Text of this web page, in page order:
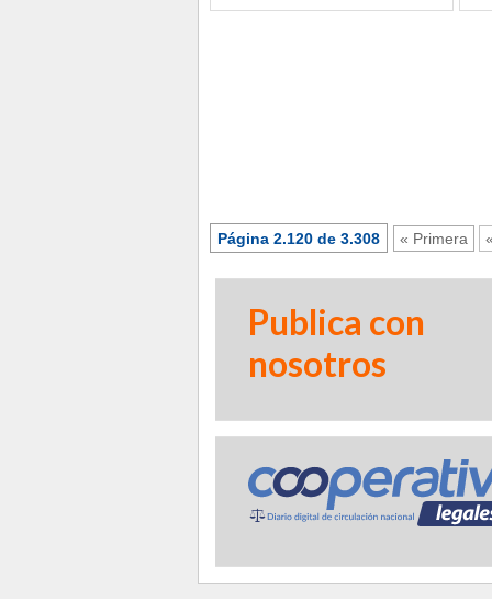
Página 2.120 de 3.308 « Primera
Publica con
nosotros